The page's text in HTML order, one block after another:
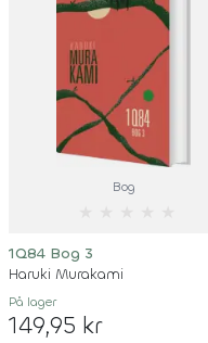
Bog
1Q84 Bog 3
Haruki Murakami
På lager
149,95 kr